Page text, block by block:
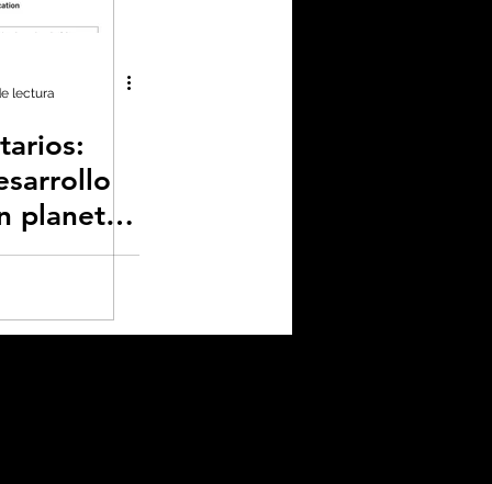
neutralidad
lectura
planeta